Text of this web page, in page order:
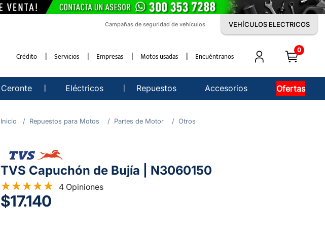
Campañas de seguridad de vehículos VEHÍCULOS ELECTRICOS
Crédito Servicios Empresas Motos usadas Encuéntranos
0
Ceronte Eléctricos Repuestos Accesorios Ofertas
Repuestos para Motos Partes de Motor Otros
TVS Capuchón de Bujía | N3060150
4 Opiniones
$17.140